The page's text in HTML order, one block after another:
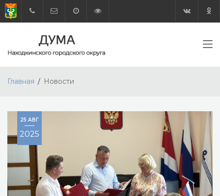
Главная Новости
25 АВГ
2025